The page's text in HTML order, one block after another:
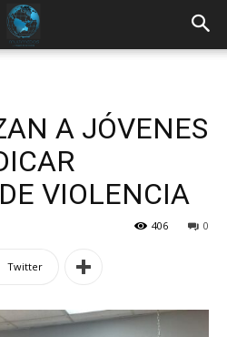
A JÓVENES
VIOLENCIA
0
406
Twitter